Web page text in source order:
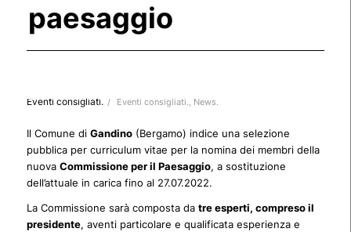
paesaggio
Eventi consigliati. / Eventi consigliati., News.
Il Comune di Gandino(Bergamo) indice una selezione
pubblica per curriculum vitae per la nomina dei membri della
nuova Commissione per il Paesaggio, a sostituzione
dell’attuale in carica fino al 27.07.2022.
La Commissione sarà composta da tre esperti, compreso il
presidente, aventi particolare e qualificata esperienza e